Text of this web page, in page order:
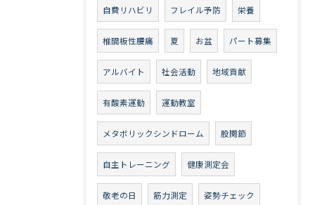
自費リハビリ フレイル予防 栄養
椎間板性腰痛 夏 お盆 パート募集
アルバイト 社会活動 地域貢献
有酸素運動 運動教室
メタボリックシンドローム 股関節
自主トレーニング 健康測定会
敬老の日 筋力測定 姿勢チェック